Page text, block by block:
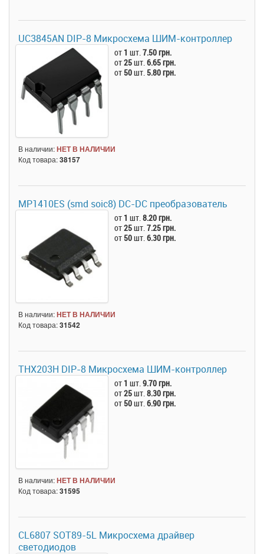
UC3845AN DIP-8 Микросхема ШИМ-контроллер
от 1 шт.7.50 грн.
от25шт.6.65 грн.
от 50шт. 5.80 грн.
В наличии:НЕТ В НАЛИЧИИ
Код товара:38157
MP1410ES (smd soic8) DC-DC преобразователь
от 1 шт.8.20 грн.
от25шт.7.25 грн.
от 50шт.6.30 грн.
В наличии:НЕТ В НАЛИЧИИ
Код товара:31542
THX203H DIP-8 Микросхема ШИМ-контроллер
от 1 шт.9.70 грн.
от25шт.8.30 грн.
от 50шт.6.90 грн.
В наличии:НЕТ В НАЛИЧИИ
Код товара:31595
CL6807 SOT89-5L Микросхема драйвер
светодиодов